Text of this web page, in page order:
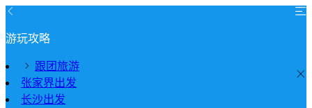
游玩攻略
跟团旅游
张家界出发
长沙出发